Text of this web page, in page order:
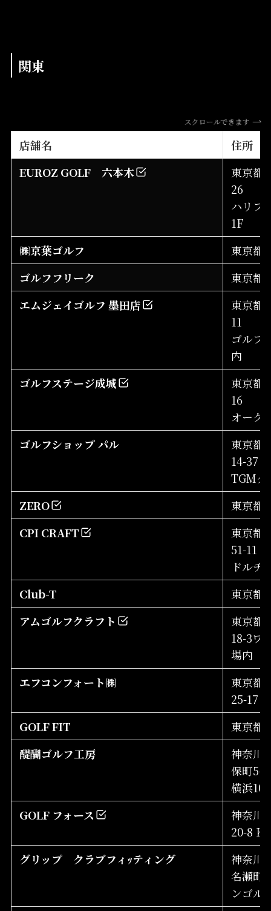
関東
スクロールできます
店舗名
住所
EUROZ GOLF 六本木
東京都
26
ハリフ
1F
㈱京葉ゴルフ
東京都
ゴルフフリーク
東京都
エムジェイゴルフ 墨田店
東京都
11
ゴルフ
内
ゴルフステージ成城
東京都
16
オーク
ゴルフショップ パル
東京都
14-37
TGMタ
ZERO
東京都
CPI CRAFT
東京都
51-11
ドルチ
Club-T
東京都
アムゴルフクラフト
東京都
18-3ワ
場内
エフコンフォート㈱
東京都
25-17
GOLF FIT
東京都
醍醐ゴルフ工房
神奈川
保町5-
横浜
GOLF フォース
神奈川
20-8
グリップ クラブフィｯティング
神奈川
名瀬町
ンゴル